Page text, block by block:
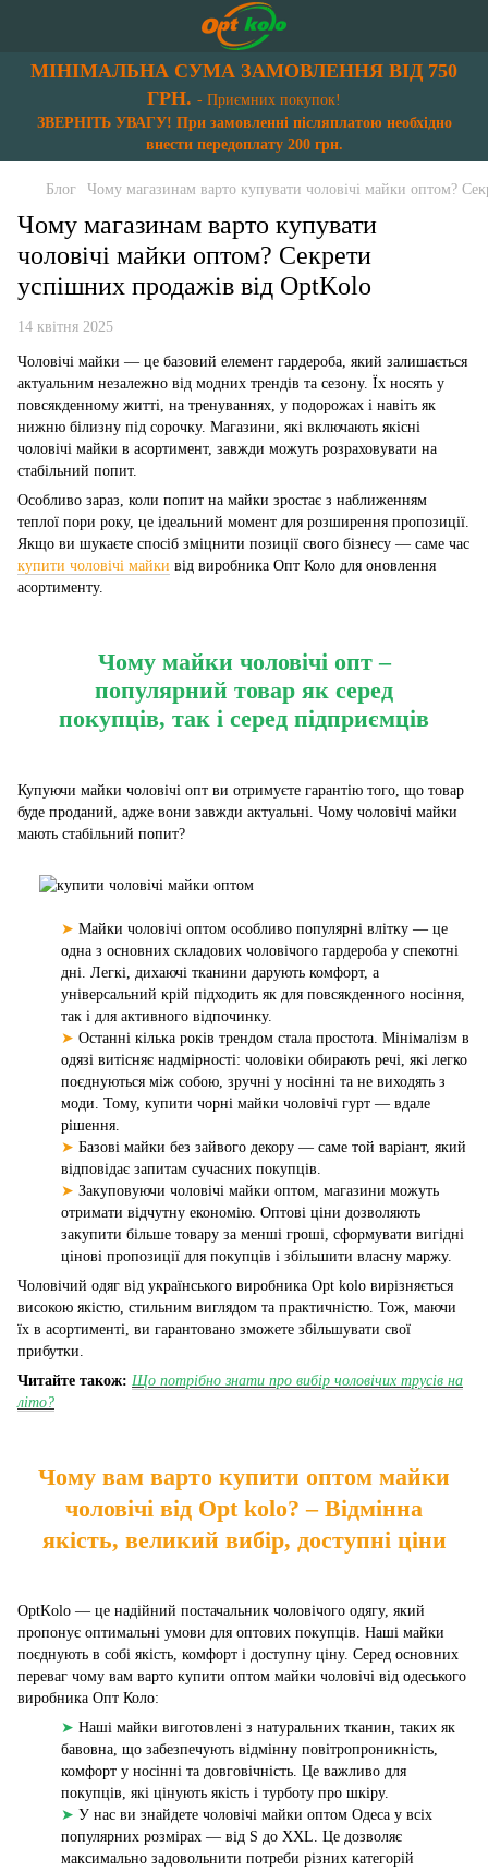
МІНІМАЛЬНА СУМА ЗАМОВЛЕННЯ ВІД 750
ГРН. - Приємних покупок!
ЗВЕРНІТЬ УВАГУ! При замовленні післяплатою необхідно
внести передоплату 200 грн.
Блог Чому магазинам варто купувати чоловічі майки оптом?
Чому магазинам варто купувати
чоловічі майки оптом? Секрети
успішних продажів від OptKolo
14 квітня 2025
Чоловічі майки — це базовий елемент гардероба, який залишається
актуальним незалежно від модних трендів та сезону. Їх носять у
повсякденному житті, на тренуваннях, у подорожах і навіть як
нижню білизну під сорочку. Магазини, які включають якісні
чоловічі майки в асортимент, завжди можуть розраховувати на
стабільний попит.
Особливо зараз, коли попит на майки зростає з наближенням
теплої пори року, це ідеальний момент для розширення пропозиції.
Якщо ви шукаєте спосіб зміцнити позиції свого бізнесу — саме час
купити чоловічі майки від виробника Опт Коло для оновлення
асортименту.
Чому майки чоловічі опт –
популярний товар як серед
покупців, так і серед підприємців
Купуючи майки чоловічі опт ви отримуєте гарантію того, що товар
буде проданий, адже вони завжди актуальні. Чому чоловічі майки
мають стабільний попит?
➤ Майки чоловічі оптом особливо популярні влітку — це
одна з основних складових чоловічого гардероба у спекотні
дні. Легкі, дихаючі тканини дарують комфорт, а
універсальний крій підходить як для повсякденного носіння,
так і для активного відпочинку.
➤ Останні кілька років трендом стала простота. Мінімалізм в
одязі витісняє надмірності: чоловіки обирають речі, які легко
поєднуються між собою, зручні у носінні та не виходять з
моди. Тому, купити чорні майки чоловічі гурт — вдале
рішення.
➤ Базові майки без зайвого декору — саме той варіант, який
відповідає запитам сучасних покупців.
➤ Закуповуючи чоловічі майки оптом, магазини можуть
отримати відчутну економію. Оптові ціни дозволяють
закупити більше товару за менші гроші, сформувати вигідні
цінові пропозиції для покупців і збільшити власну маржу.
Чоловічий одяг від українського виробника Opt kolo вирізняється
високою якістю, стильним виглядом та практичністю. Тож, маючи
їх в асортименті, ви гарантовано зможете збільшувати свої
прибутки.
Читайте також: Що потрібно знати про вибір чоловічих трусів на
літо?
Чому вам варто купити оптом майки
чоловічі від Opt kolo? – Відмінна
якість, великий вибір, доступні ціни
OptKolo — це надійний постачальник чоловічого одягу, який
пропонує оптимальні умови для оптових покупців. Наші майки
поєднують в собі якість, комфорт і доступну ціну. Серед основних
переваг чому вам варто купити оптом майки чоловічі від одеського
виробника Опт Коло:
➤ Наші майки виготовлені з натуральних тканин, таких як
бавовна, що забезпечують відмінну повітропроникність,
комфорт у носінні та довговічність. Це важливо для
покупців, які цінують якість і турботу про шкіру.
➤ У нас ви знайдете чоловічі майки оптом Одеса у всіх
популярних розмірах — від S до XXL. Це дозволяє
максимально задовольнити потреби різних категорій